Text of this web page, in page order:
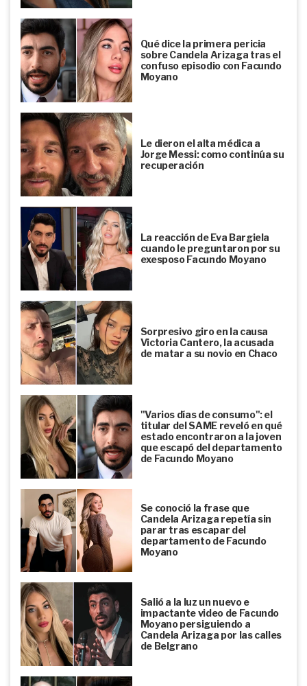
Qué dice la primera pericia
sobre Candela Arizaga tras el
confuso episodio con Facundo
Moyano
Le dieron el alta médica a
Jorge Messi: como continúa su
recuperación
La reacción de Eva Bargiela
cuando le preguntaron por su
exesposo Facundo Moyano
Sorpresivo giro en la causa
Victoria Cantero, la acusada
de matar a su novio en Chaco
"Varios días de consumo": el
titular del SAME reveló en qué
estado encontraron a la joven
que escapó del departamento
de Facundo Moyano
Se conoció la frase que
Candela Arizaga repetía sin
parar tras escapar del
departamento de Facundo
Moyano
Salió a la luz un nuevo e
impactante video de Facundo
Moyano persiguiendo a
Candela Arizaga por las calles
de Belgrano